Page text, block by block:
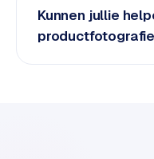
m
a
Kunnen jullie